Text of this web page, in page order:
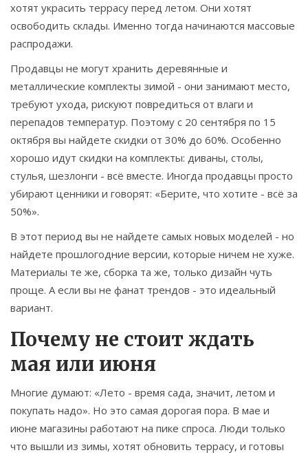
хотят украсить террасу перед летом. Они хотят
освободить склады. Именно тогда начинаются массовые
распродажи.
Продавцы не могут хранить деревянные и
металлические комплекты зимой - они занимают место,
требуют ухода, рискуют повредиться от влаги и
перепадов температур. Поэтому с 20 сентября по 15
октября вы найдете скидки от 30% до 60%. Особенно
хорошо идут скидки на комплекты: диваны, столы,
стулья, шезлонги - всё вместе. Иногда продавцы просто
убирают ценники и говорят: «Берите, что хотите - всё за
50%».
В этот период вы не найдете самых новых моделей - но
найдете прошлогодние версии, которые ничем не хуже.
Материалы те же, сборка та же, только дизайн чуть
проще. А если вы не фанат трендов - это идеальный
вариант.
Почему не стоит ждать
мая или июня
Многие думают: «Лето - время сада, значит, летом и
покупать надо». Но это самая дорогая пора. В мае и
июне магазины работают на пике спроса. Люди только
что вышли из зимы, хотят обновить террасу, и готовы